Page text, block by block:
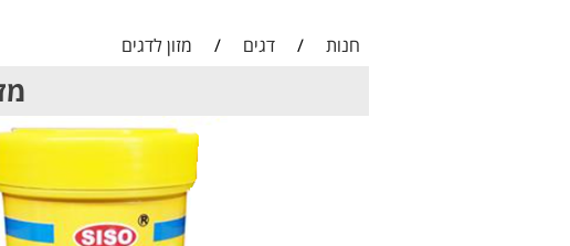
חנות / דגים / מזון לדגים